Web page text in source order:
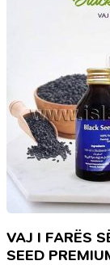
VAJ I FARËS
SEED